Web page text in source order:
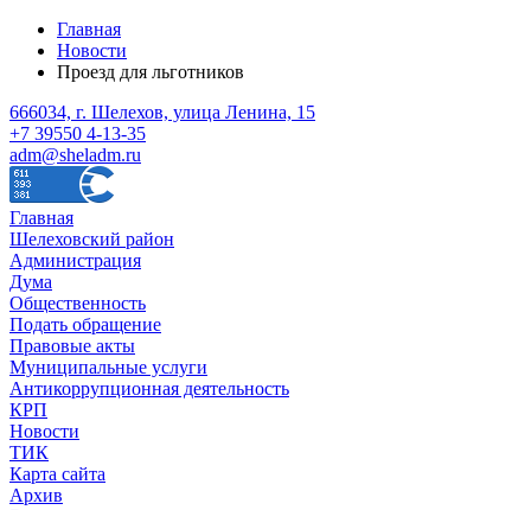
Главная
Новости
Проезд для льготников
666034, г. Шелехов, улица Ленина, 15
+7 39550 4-13-35
adm@sheladm.ru
Главная
Шелеховский район
Администрация
Дума
Общественность
Подать обращение
Правовые акты
Муниципальные услуги
Антикоррупционная деятельность
КРП
Новости
ТИК
Карта сайта
Архив